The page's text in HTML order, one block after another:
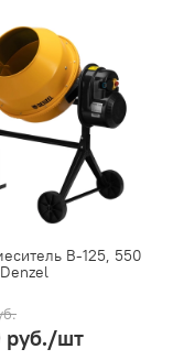
B-125, 550
/шт